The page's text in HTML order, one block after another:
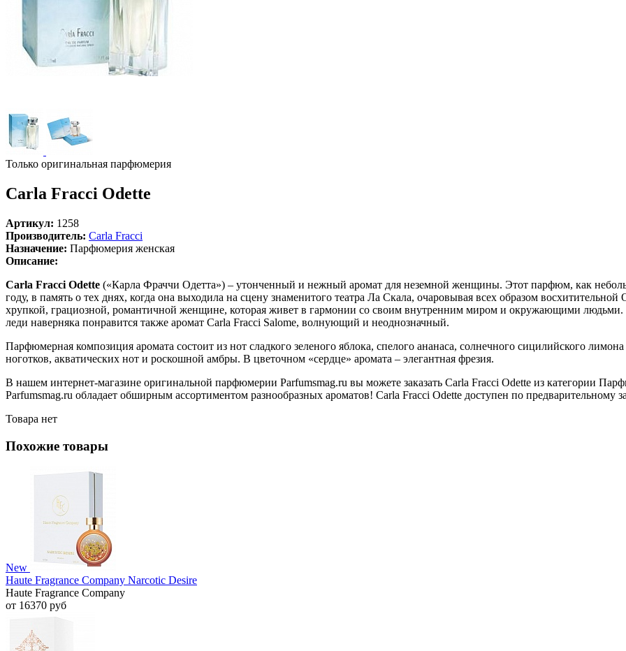
Только оригинальная парфюмерия
Carla Fracci Odette
Артикул: 1258
Производитель: Carla Fracci
Назначение: Парфюмерия женская
Описание:
Carla Fracci Odette («Карла Фраччи Одетта») – утонченный и нежный аромат для неземной женщины. Этот парфюм, как
году, в память о тех днях, когда она выходила на сцену знаменитого театра Ла Скала, очаровывая всех образом
хрупкой, грациозной, романтичной женщине, которая живет в гармонии со своим внутренним миром и окружающими людьми.
леди наверняка понравится также аромат Carla Fracci Salome, волнующий и неоднозначный.
Парфюмерная композиция аромата состоит из нот сладкого зеленого яблока, спелого ананаса, солнечного сицилийского
ноготков, акватических нот и роскошной амбры. В цветочном «сердце» аромата – элегантная фрезия.
В нашем интернет-магазине оригинальной парфюмерии Parfumsmag.ru вы можете заказать Carla Fracci Odette из категории
Parfumsmag.ru обладает обширным ассортиментом разнообразных ароматов! Carla Fracci Odette доступен по предварительному
Товара нет
Похожие товары
New
Haute Fragrance Company Narcotic Desire
Haute Fragrance Company
от 16370 руб